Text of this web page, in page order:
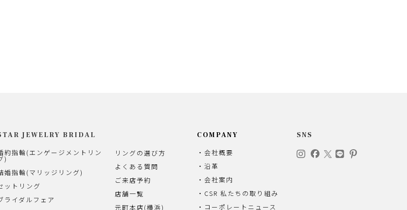
JEWELRY BRIDAL
約指輪(エンゲージメントリン
)
婚指輪(マリッジリング)
ットリング
ライダルフェア
リングの選び方
よくある質問
ご来店予約
店舗一覧
元町本店(横浜)
COMPANY
・会社概要
・沿革
・会社案内
・CSR 私たちの取り組み
・コーポレートニュース
SNS